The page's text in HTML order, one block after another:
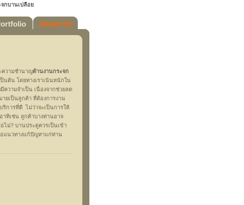
กบานเปลือย
About Us
ความชำนาญด้านงานกระจก
นต้น โดยทางเราเน้นหนักใน
มีความจำเป็น เนื่องจากช่วยลด
ยเป็นลูกค้า ที่ต้องการงาน
ริการที่ดี ไม่ว่าจะเป็นการให้
ทิเช่น ลูกค้าบางท่านอาจ
ไม่? บานประตูควรเป็นเข้า
อแนวทางแก้ปัญหาแก่ท่าน